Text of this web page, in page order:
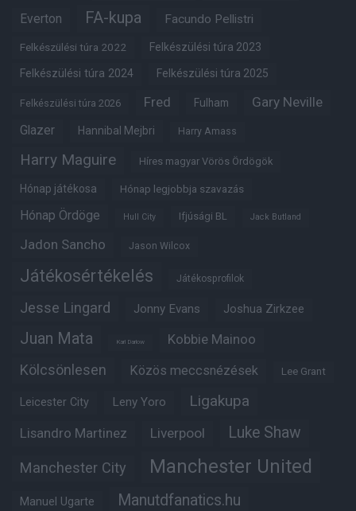
Everton FA-kupa Facundo Pellistri
Felkészülési túra 2022 Felkészülési túra 2023
Felkészülési túra 2024 Felkészülési túra 2025
Felkészülési túra 2026 Fred Fulham Gary Neville
Glazer Hannibal Mejbri Harry Amass
Harry Maguire Híres magyar Vörös Ördögök
Hónap játékosa Hónap legjobbja szavazás
Hónap Ördöge Hull City Ifjúsági BL Jack Butland
Jadon Sancho Jason Wilcox
Játékosértékelés Játékosprofilok
Jesse Lingard Jonny Evans Joshua Zirkzee
Juan Mata Karl Darlow Kobbie Mainoo
Kölcsönlesen Közös meccsnézések Lee Grant
Leicester City Leny Yoro Ligakupa
Lisandro Martinez Liverpool Luke Shaw
Manchester City Manchester United
Manuel Ugarte Manutdfanatics.hu